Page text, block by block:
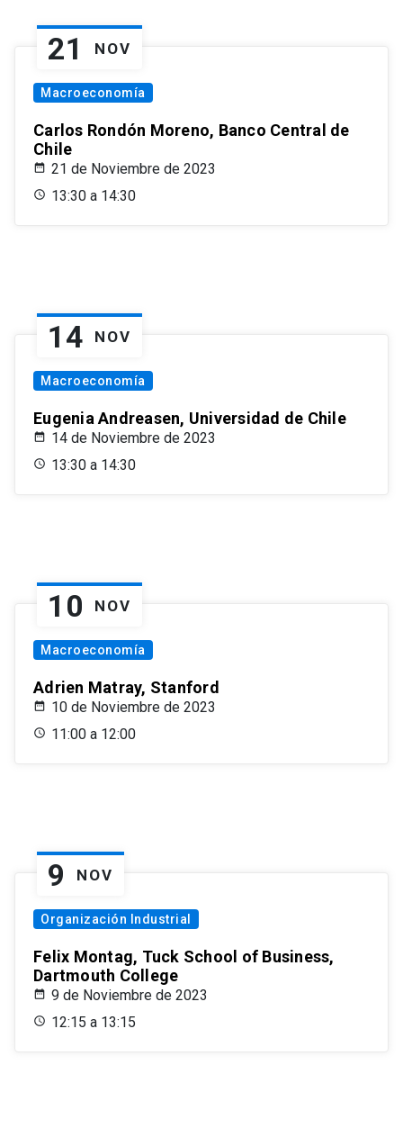
21 NOV
Macroeconomía
Carlos Rondón Moreno, Banco Central de
Chile
21 de Noviembre de 2023
13:30 a 14:30
14 NOV
Macroeconomía
Eugenia Andreasen, Universidad de Chile
14 de Noviembre de 2023
13:30 a 14:30
10 NOV
Macroeconomía
Adrien Matray, Stanford
10 de Noviembre de 2023
11:00 a 12:00
9 NOV
Organización Industrial
Felix Montag, Tuck School of Business,
Dartmouth College
9 de Noviembre de 2023
12:15 a 13:15